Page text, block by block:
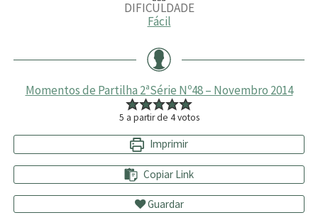
DIFICULDADE
Fácil
Momentos de Partilha 2ªSérie Nº48 – Novembro 2014
5 a partir de 4votos
Imprimir
Copiar Link
Guardar